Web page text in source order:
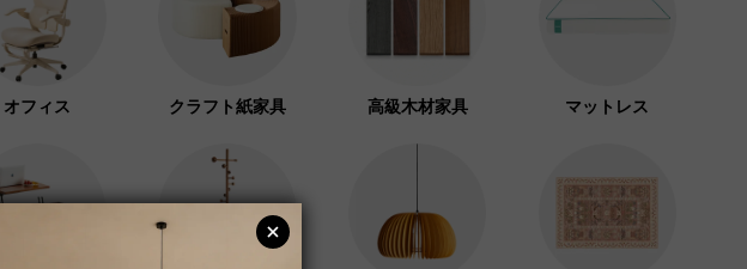
オフィス クラフト紙家具 高級木材家具 マットレス